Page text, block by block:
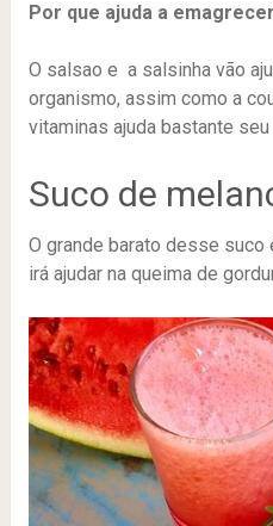
Por que ajuda a
O salsao e a salsinha vão
organismo, assim como a
vitaminas ajuda bastante
Suco de
O grande barato desse suco
irá ajudar na queima de